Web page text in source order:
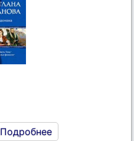
Подробнее